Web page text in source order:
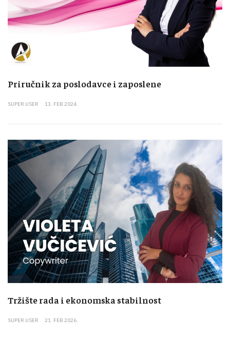
Priručnik za poslodavce i zaposlene
SUPER USER 13. FEB 2024.
Tržište rada i ekonomska stabilnost
SUPER USER 21. FEB 2026.